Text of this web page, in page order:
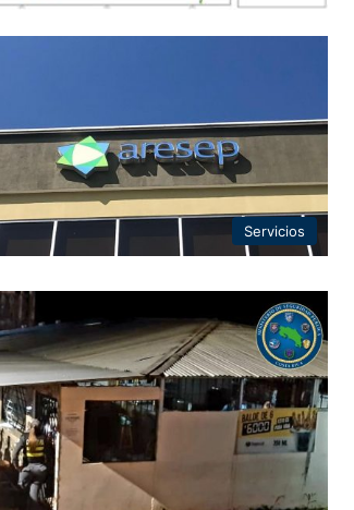
Servicios